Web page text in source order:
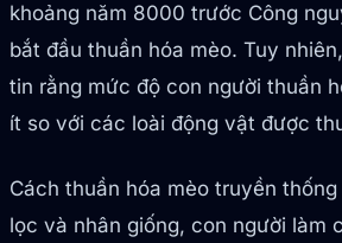
khoảng năm 8000 trước Công
bắt đầu thuần hóa mèo. Tuy
tin rằng mức độ con người thuần
ít so với các loài động vật được
Cách thuần hóa mèo truyền
lọc và nhân giống, con người làm